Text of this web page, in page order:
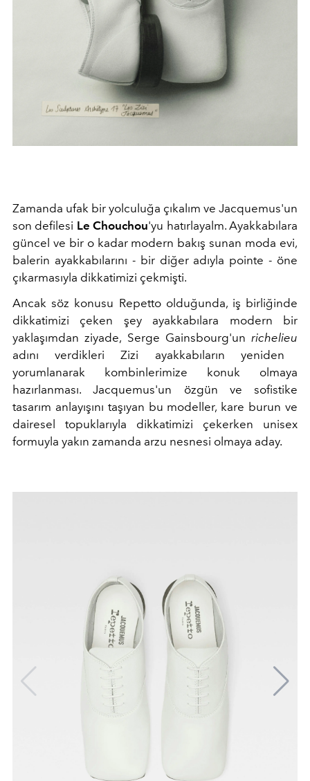
Zamanda ufak bir yolculuğa çıkalım ve Jacquemus'un
son defilesi Le Chouchou'yu hatırlayalm. Ayakkabılara
güncel ve bir o kadar modern bakış sunan moda evi,
balerin ayakkabılarını - bir diğer adıyla pointe - öne
çıkarmasıyla dikkatimizi çekmişti.
Ancak söz konusu Repetto olduğunda, iş birliğinde
dikkatimizi çeken şey ayakkabılara modern bir
yaklaşımdan ziyade, Serge Gainsbourg'un richelieu
adını verdikleri Zizi ayakkabıların yeniden
yorumlanarak kombinlerimize konuk olmaya
hazırlanması. Jacquemus'un özgün ve sofistike
tasarım anlayışını taşıyan bu modeller, kare burun ve
dairesel topuklarıyla dikkatimizi çekerken unisex
formuyla yakın zamanda arzu nesnesi olmaya aday.